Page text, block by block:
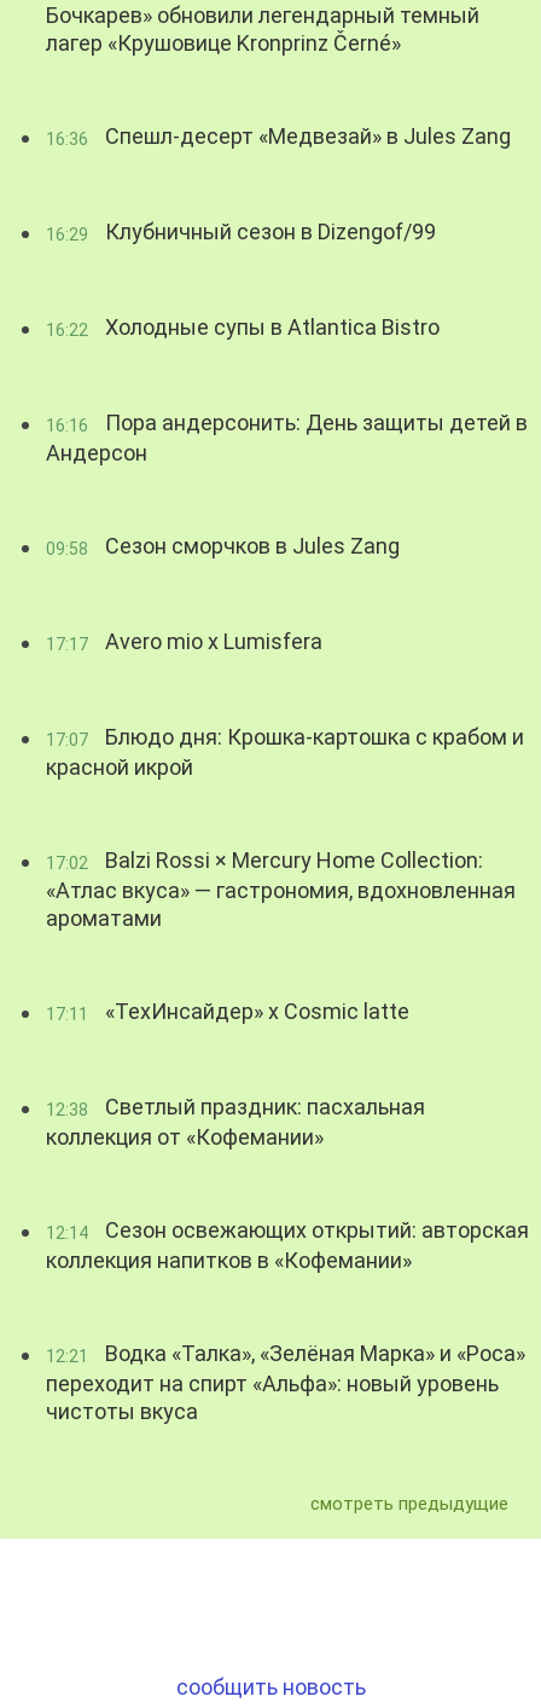
Бочкарев» обновили легендарный темный
лагер «Крушовице Kronprinz Černé»
16:36 Спешл-десерт «Медвезай» в Jules Zang
16:29 Клубничный сезон в Dizengof/99
16:22 Холодные супы в Atlantica Bistro
16:16
Пора андерсонить: День защиты детей в
Андерсон
09:58 Сезон сморчков в Jules Zang
17:17 Avero mio x Lumisfera
17:07
Блюдо дня: Крошка-картошка с крабом и
красной икрой
17:02
Balzi Rossi × Mercury Home Collection:
«Атлас вкуса» — гастрономия, вдохновленная
ароматами
17:11 «ТехИнсайдер» х Cosmic latte
12:38
Светлый праздник: пасхальная
коллекция от «Кофемании»
12:14
Сезон освежающих открытий: авторская
коллекция напитков в «Кофемании»
12:21
Водка «Талка», «Зелёная Марка» и «Роса»
переходит на спирт «Альфа»: новый уровень
чистоты вкуса
смотреть предыдущие
сообщить новость